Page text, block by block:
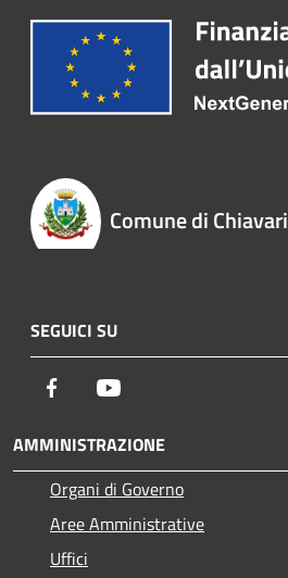
Comune di Chiavari
SEGUICI SU
Facebook
AMMINISTRAZIONE
Organi di Governo
Aree Amministrative
Uffici